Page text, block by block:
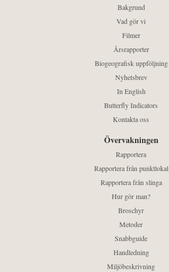
Bakgrund
Vad gör vi
Filmer
Årsrapporter
Biogeografisk uppföljning
Nyhetsbrev
In English
Butterfly Indicators
Kontakta oss
Övervakningen
Rapportera
Rapportera från punktlokal
Rapportera från slinga
Hur gör man?
Broschyr
Metoder
Snabbguide
Handledning
Miljöbeskrivning